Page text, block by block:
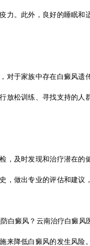
力。此外，良好的睡眠和
对于家族中存在白癜风遗
放松训练、寻找支持的人
，及时发现和治疗潜在的
，做出专业的评估和建议
白癜风？云南治疗白癜风
来降低白癜风的发生风险